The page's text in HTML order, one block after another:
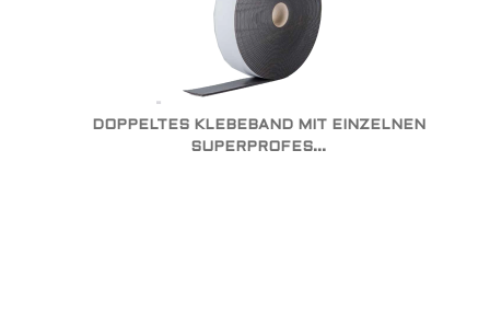
DOPPELTES KLEBEBAND MIT EINZELNEN
SUPERPROFES...